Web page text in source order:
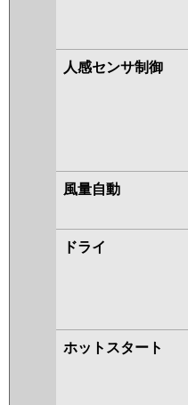
PA-
人感センサ制御
風量自動
ドライ
ホットスタート